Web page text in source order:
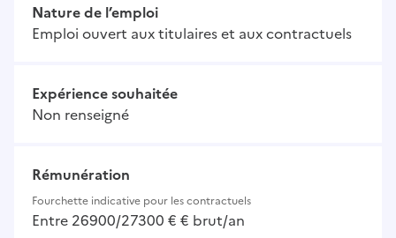
Nature de l’emploi
Emploi ouvert aux titulaires et aux contractuels
Expérience souhaitée
Non renseigné
Rémunération
Fourchette indicative pour les contractuels
Entre 26900/27300 € € brut/an